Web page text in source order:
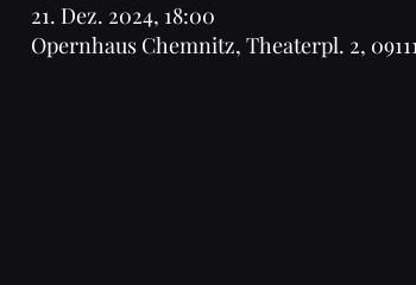
21. Dez. 2024, 18:00
Opernhaus Chemnitz, Theaterpl. 2,